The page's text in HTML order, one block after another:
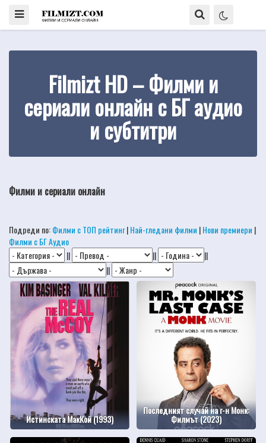
Filmizt HD – Филми и
сериали онлайн с БГ аудио
и субтитри
Филми и сериали онлайн
Подреди по:Филми с ТОП рейтинг|Най-гледани филми |Нови премиери |
Филми с БГ Аудио
||
||
||
||
Истинската МакКой (1993)
Последният случай на г-н Монк:
Филмът (2023)